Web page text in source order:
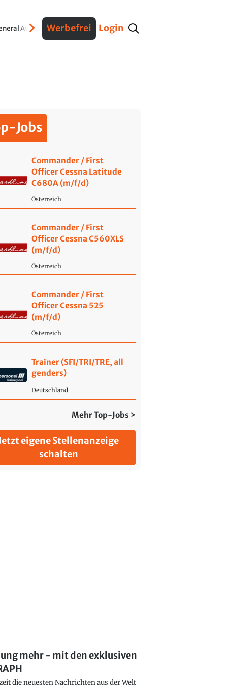
AviationVerteidigungInterviews Fracht
Werbefrei Login
Jobs
Commander / First
Officer Cessna Latitude
C680A (m/f/d)
Österreich
Commander / First
Officer Cessna C560XLS
(m/f/d)
Österreich
Commander / First
Officer Cessna 525
(m/f/d)
Österreich
Trainer (SFI/TRI/TRE, all
genders)
Deutschland
Mehr Top-Jobs >
eigene Stellenanzeige
schalten
mehr - mit den exklusiven
die neuesten Nachrichten aus der Welt